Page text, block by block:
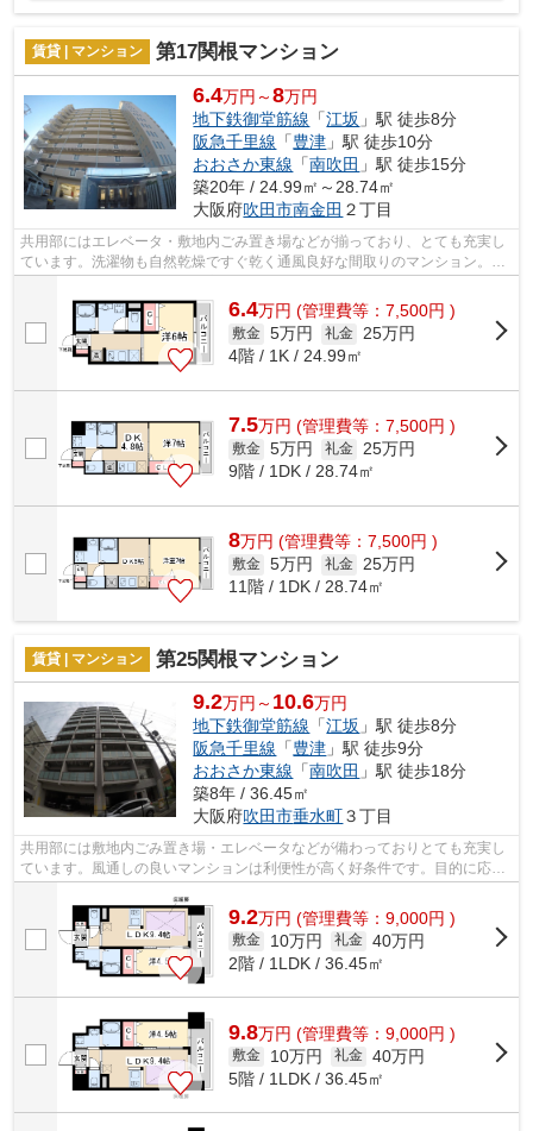
賃貸 | マンション 第17関根マンション
6.4万円～8万円
地下鉄御堂筋線 「江坂 」駅 徒歩8分
阪急千里線 「豊津 」駅 徒歩10分
おおさか東線 「南吹田 」駅 徒歩15分
築20年 / 24.99㎡～28.74㎡
大阪府吹田市南金田 ２丁目
共用部にはエレベータ・敷地内ごみ置き場などが揃っており、とても充実し
ています。洗濯物も自然乾燥ですぐ乾く通風良好な間取りのマンション。2
駅利用可能でとても利便性の高いマンシ...
6.4万円 (管理費等：7,500円 )
敷金 5万円 礼金 25万円
4階 / 1K / 24.99㎡
7.5万円 (管理費等：7,500円 )
敷金 5万円 礼金 25万円
9階 / 1DK / 28.74㎡
8万円 (管理費等：7,500円 )
敷金 5万円 礼金 25万円
11階 / 1DK / 28.74㎡
賃貸 | マンション 第25関根マンション
9.2万円～ 10.6万円
地下鉄御堂筋線 「江坂 」駅 徒歩8分
阪急千里線 「豊津 」駅 徒歩9分
おおさか東線 「南吹田 」駅 徒歩18分
築8年 / 36.45㎡
大阪府吹田市垂水町３丁目
共用部には敷地内ごみ置き場・エレベータなどが備わっておりとても充実し
ています。風通しの良いマンションは利便性が高く好条件です。目的に応じ
9.2万円 (管理費等：9,000円 )
敷金 10万円 礼金 40万円
2階 / 1LDK / 36.45㎡
9.8万円 (管理費等：9,000円 )
敷金 10万円 礼金 40万円
5階 / 1LDK / 36.45㎡